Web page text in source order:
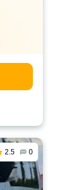
2.5 0